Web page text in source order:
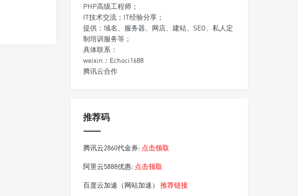
PHP高级工程师；
IT技术交流；IT经验分享；
提供：域名、服务器、网店、建站、SEO、私人定
制培训服务等；
具体联系：
weixin：Echoci1688
腾讯云合作
推荐码
腾讯云2860代金券: 点击领取
阿里云5888优惠: 点击领取
百度云加速（网站加速）推荐链接